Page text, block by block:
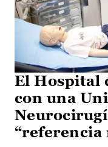
El Hospital
con una
“referencia